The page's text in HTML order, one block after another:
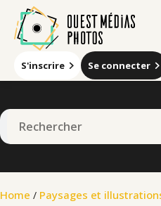
S'inscrire Se connecter
Home / Paysages et